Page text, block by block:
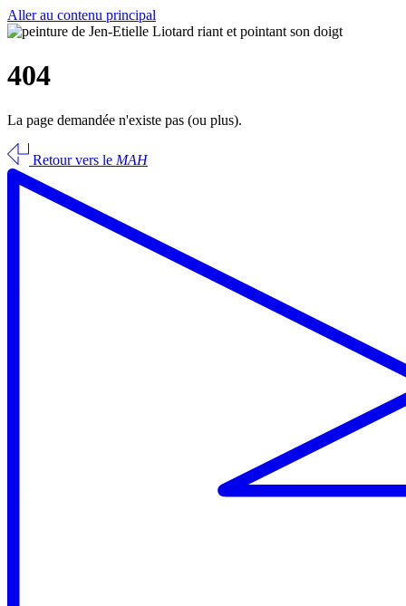
Aller au contenu principal
404
La page demandée n'existe pas (ou plus).
Retour vers le MAH